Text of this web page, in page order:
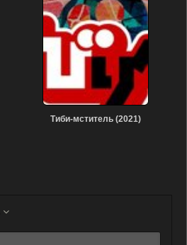
Тиби-мститель (2021)